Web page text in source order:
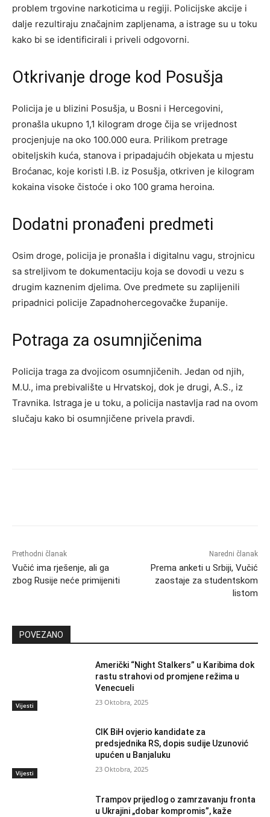
problem trgovine narkoticima u regiji. Policijske akcije i
dalje rezultiraju značajnim zapljenama, a istrage su u toku
kako bi se identificirali i priveli odgovorni.
Otkrivanje droge kod Posušja
Policija je u blizini Posušja, u Bosni i Hercegovini,
pronašla ukupno 1,1 kilogram droge čija se vrijednost
procjenjuje na oko 100.000 eura. Prilikom pretrage
obiteljskih kuća, stanova i pripadajućih objekata u mjestu
Broćanac, koje koristi I.B. iz Posušja, otkriven je kilogram
kokaina visoke čistoće i oko 100 grama heroina.
Dodatni pronađeni predmeti
Osim droge, policija je pronašla i digitalnu vagu, strojnicu
sa streljivom te dokumentaciju koja se dovodi u vezu s
drugim kaznenim djelima. Ove predmete su zaplijenili
pripadnici policije Zapadnohercegovačke županije.
Potraga za osumnjičenima
Policija traga za dvojicom osumnjičenih. Jedan od njih,
M.U., ima prebivalište u Hrvatskoj, dok je drugi, A.S., iz
Travnika. Istraga je u toku, a policija nastavlja rad na ovom
slučaju kako bi osumnjičene privela pravdi.
Prethodni članak
Vučić ima rješenje, ali ga
zbog Rusije neće primijeniti
Naredni članak
Prema anketi u Srbiji, Vučić
zaostaje za studentskom
listom
POVEZANO
Vijesti
Američki “Night Stalkers” u Karibima dok
rastu strahovi od promjene režima u
Venecueli
23 Oktobra, 2025
Vijesti
CIK BiH ovjerio kandidate za
predsjednika RS, dopis sudije Uzunović
upućen u Banjaluku
23 Oktobra, 2025
Trampov prijedlog o zamrzavanju fronta
u Ukrajini „dobar kompromis”, kaže